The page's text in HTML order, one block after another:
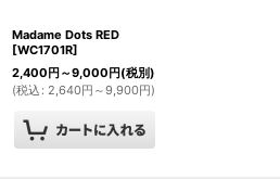
Madame Dots RED
[WC1701R]
2,400 円 ～9,000 円 (税別)
(税込 : 2,640円 ～9,900円)